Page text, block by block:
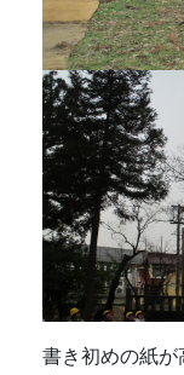
書き初めの紙が